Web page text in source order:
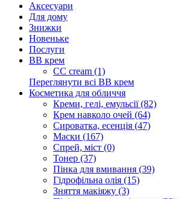
Аксесуари
Для дому
Знижки
Новеньке
Послуги
BB крем
CC cream (1)
Переглянути всі BB крем
Косметика для обличчя
Креми, гелі, емульсії (82)
Крем навколо очей (64)
Сироватка, есенція (47)
Маски (167)
Спрей, міст (0)
Тонер (37)
Пінка для вмивання (39)
Гідрофільна олія (15)
Зняття макіяжу (3)